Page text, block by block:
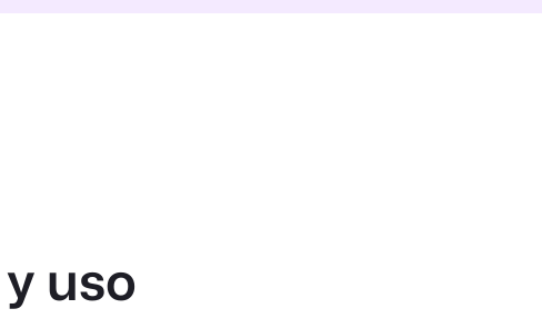
uso